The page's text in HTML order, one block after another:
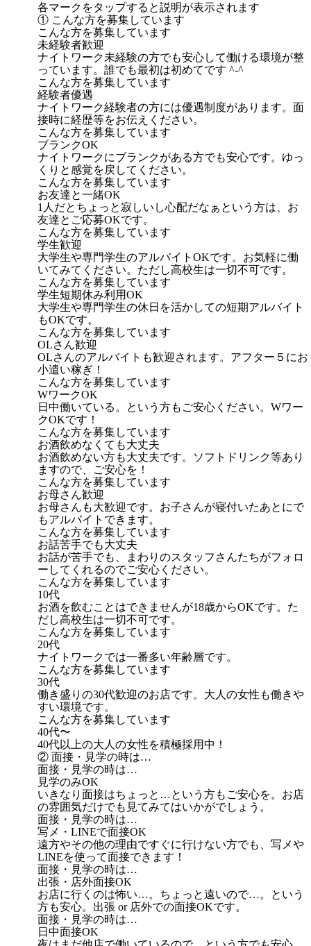
各マークをタップすると説明が表示されます
① こんな方を募集しています
こんな方を募集しています
未経験者歓迎
ナイトワーク未経験の方でも安心して働ける環境が整
っています。誰でも最初は初めてです ^-^
こんな方を募集しています
経験者優遇
ナイトワーク経験者の方には優遇制度があります。面
接時に経歴等をお伝えください。
こんな方を募集しています
ブランクOK
ナイトワークにブランクがある方でも安心です。ゆっ
くりと感覚を戻してください。
こんな方を募集しています
お友達と一緒OK
1人だとちょっと寂しいし心配だなぁという方は、お
友達とご応募OKです。
こんな方を募集しています
学生歓迎
大学生や専門学生のアルバイトOKです。お気軽に働
いてみてください。ただし高校生は一切不可です。
こんな方を募集しています
学生短期休み利用OK
大学生や専門学生の休日を活かしての短期アルバイト
もOKです。
こんな方を募集しています
OLさん歓迎
OLさんのアルバイトも歓迎されます。アフター５にお
小遣い稼ぎ！
こんな方を募集しています
WワークOK
日中働いている。という方もご安心ください。Wワー
クOKです！
こんな方を募集しています
お酒飲めなくても大丈夫
お酒飲めない方も大丈夫です。ソフトドリンク等あり
ますので、ご安心を！
こんな方を募集しています
お母さん歓迎
お母さんも大歓迎です。お子さんが寝付いたあとにで
もアルバイトできます。
こんな方を募集しています
お話苦手でも大丈夫
お話が苦手でも、まわりのスタッフさんたちがフォロ
ーしてくれるのでご安心ください。
こんな方を募集しています
10代
お酒を飲むことはできませんが18歳からOKです。た
だし高校生は一切不可です。
こんな方を募集しています
20代
ナイトワークでは一番多い年齢層です。
こんな方を募集しています
30代
働き盛りの30代歓迎のお店です。大人の女性も働きや
すい環境です。
こんな方を募集しています
40代〜
40代以上の大人の女性を積極採用中！
② 面接・見学の時は…
面接・見学の時は…
見学のみOK
いきなり面接はちょっと…という方もご安心を。お店
の雰囲気だけでも見てみてはいかがでしょう。
面接・見学の時は…
写メ・LINEで面接OK
遠方やその他の理由ですぐに行けない方でも、写メや
LINEを使って面接できます！
面接・見学の時は…
出張・店外面接OK
お店に行くのは怖い…。ちょっと遠いので…。という
方も安心。出張 or 店外での面接OKです。
面接・見学の時は…
日中面接OK